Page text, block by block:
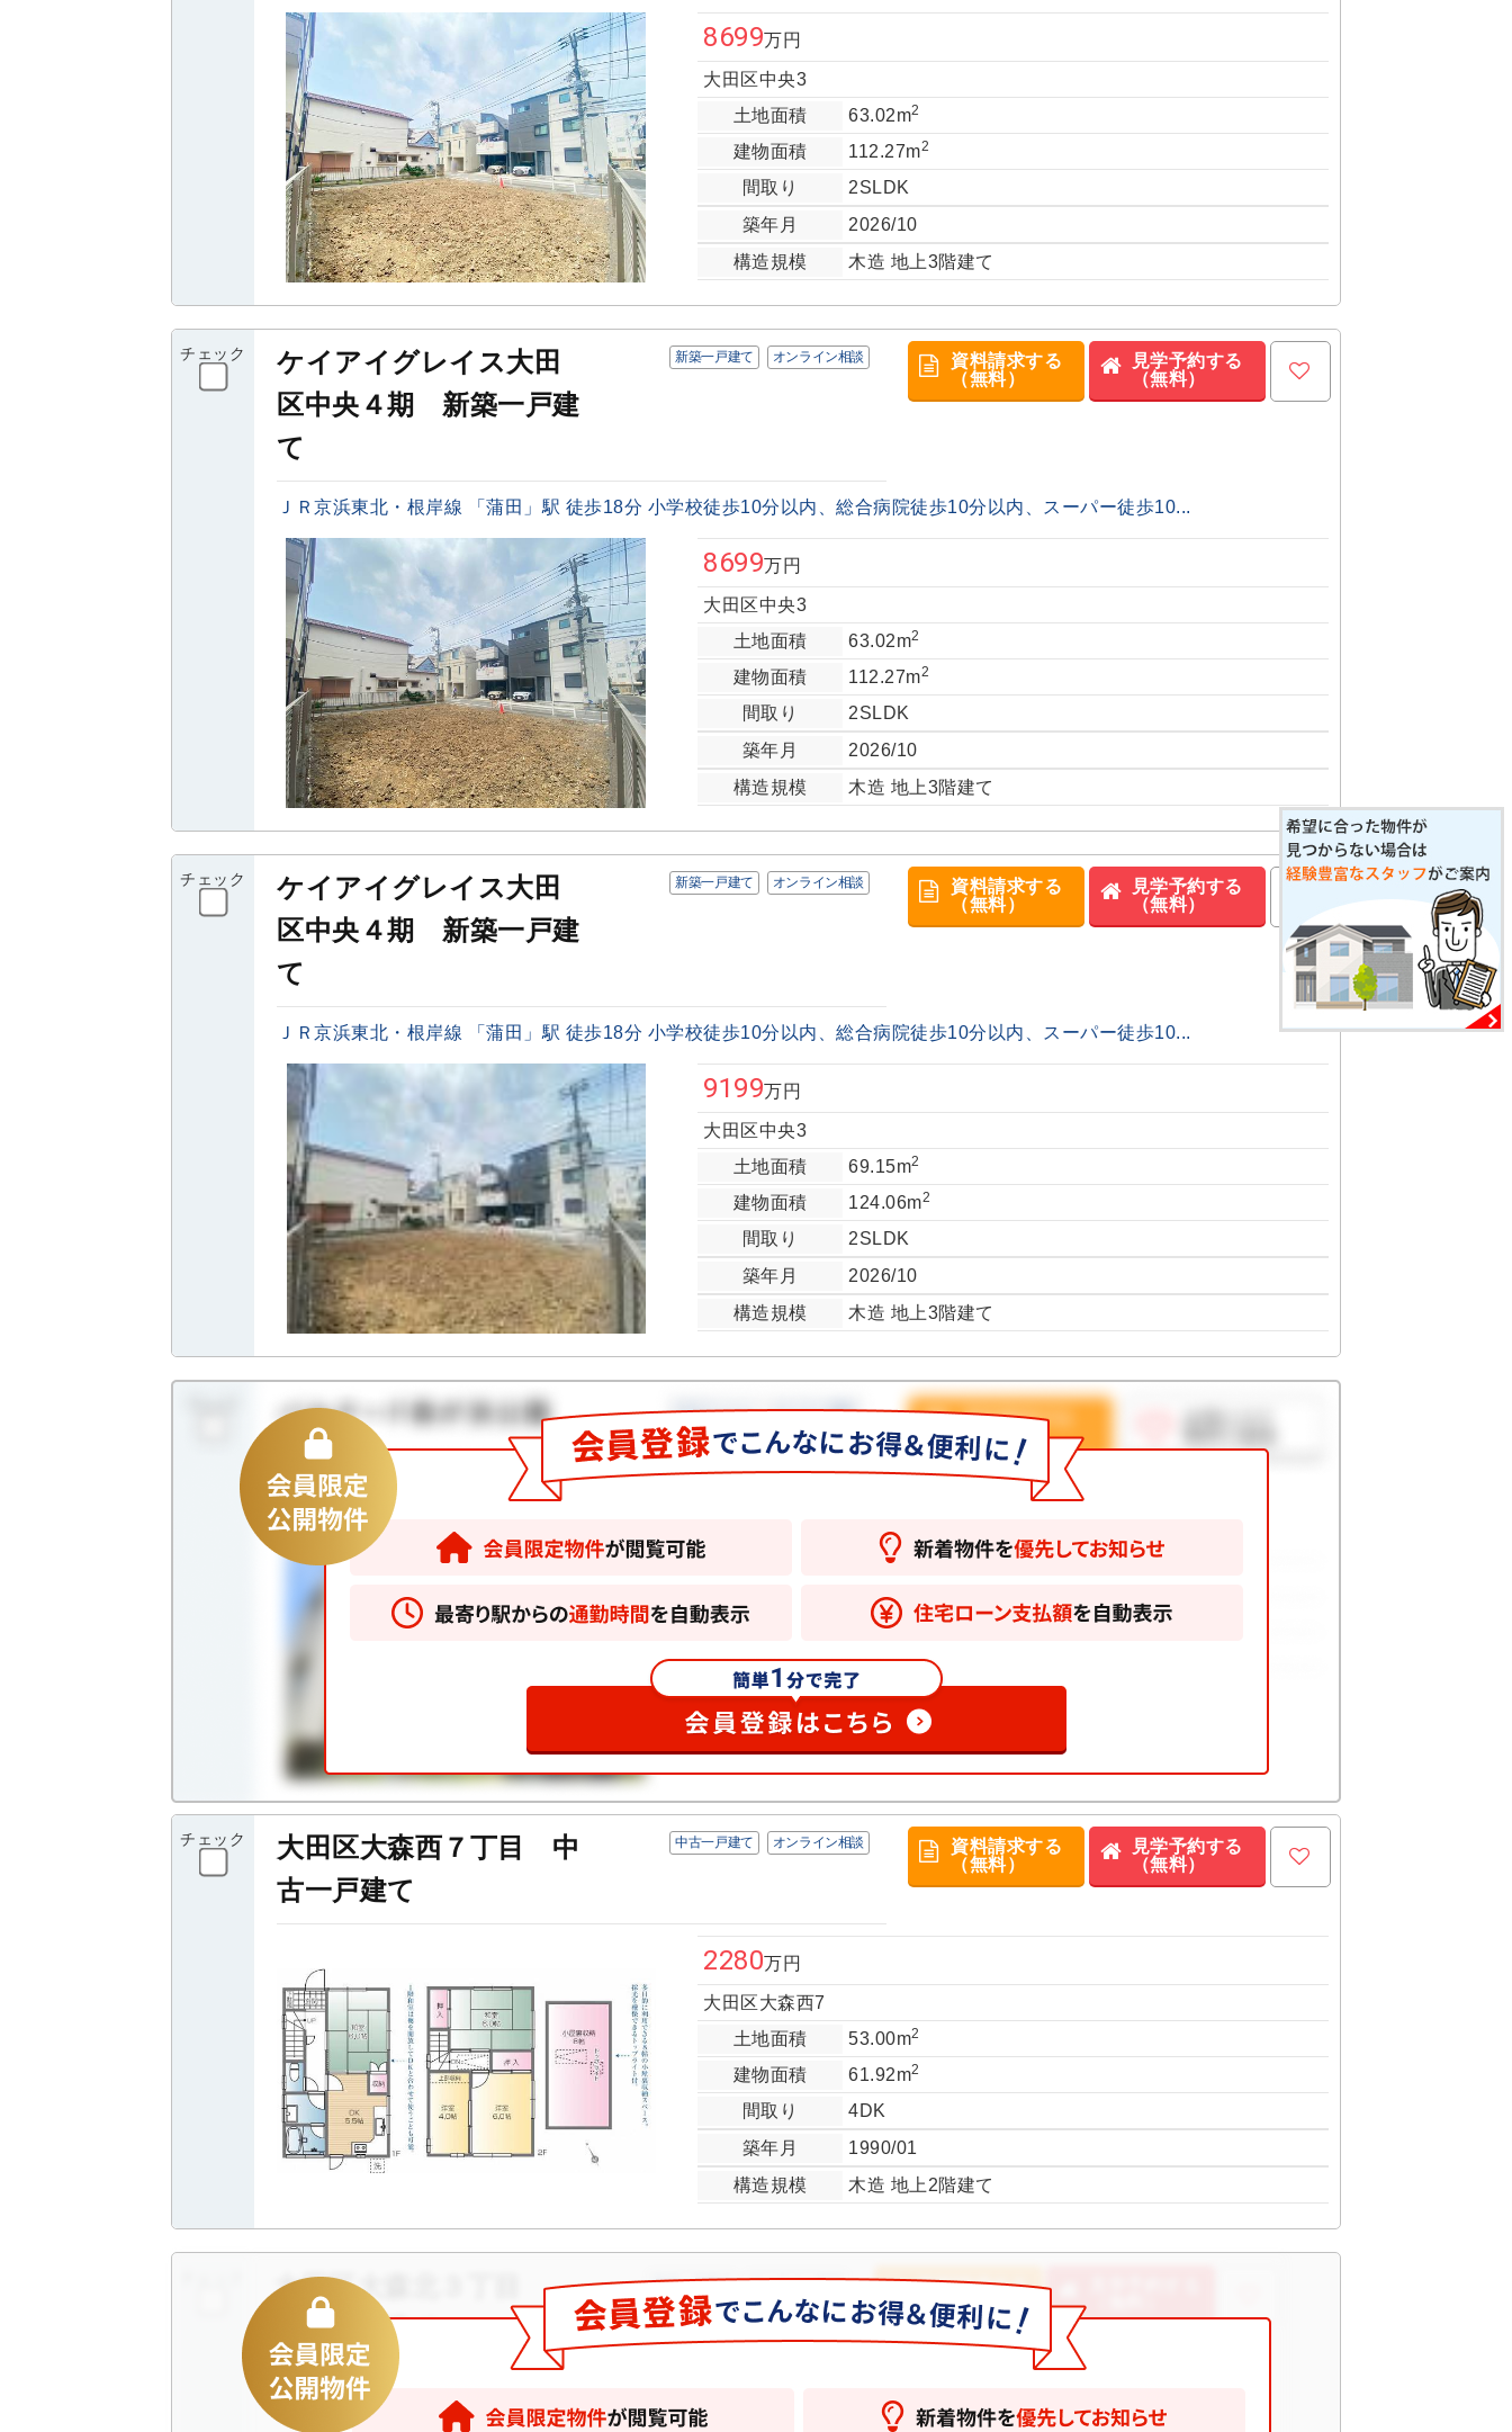
8699万円
大田区中央3
土地面積
63.02m2
建物面積 112.27m2
間取り
2SLDK
築年月
2026/10
構造規模
木造 地上3階建て
チェック
ケイアイグレイス大田
区中央４期 新築一戸建
て
新築一戸建て オンライン相談
資料請求する
（無料）
見学予約する
（無料）
ＪＲ京浜東北・根岸線 「蒲田」駅 徒歩18分 小学校徒歩10分以内、総合病院徒歩10分以内、スーパー徒歩10...
8699万円
大田区中央3
土地面積
63.02m2
建物面積 112.27m2
間取り
2SLDK
築年月
2026/10
構造規模
木造 地上3階建て
チェック
ケイアイグレイス大田
区中央４期 新築一戸建
て
新築一戸建て オンライン相談
資料請求する
（無料）
見学予約する
（無料）
ＪＲ京浜東北・根岸線 「蒲田」駅 徒歩18分 小学校徒歩10分以内、総合病院徒歩10分以内、スーパー徒歩10...
9199万円
大田区中央3
土地面積
69.15m2
建物面積 124.06m2
間取り
2SLDK
築年月
2026/10
構造規模
木造 地上3階建て
チェック
大田区大森西７丁目 中
古一戸建て
中古一戸建て オンライン相談
資料請求する
（無料）
見学予約する
（無料）
2280万円
大田区大森西7
土地面積
53.00m2
建物面積 61.92m2
間取り
4DK
築年月
1990/01
構造規模
木造 地上2階建て
大田区大森北３丁目
新築一戸建て
新築一戸建て オンライン相談
資料請求する
（無料）
16800